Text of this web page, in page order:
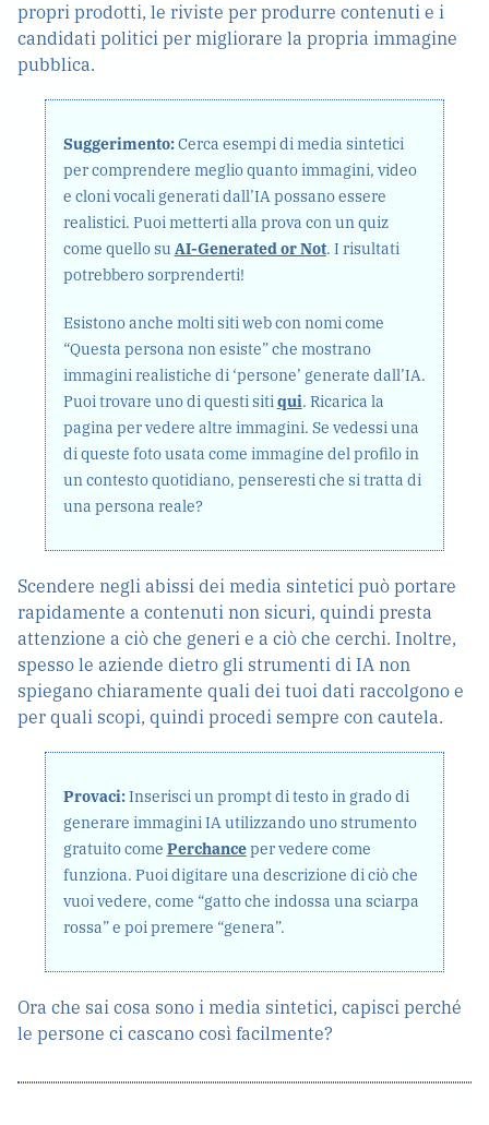
propri prodotti, le riviste per produrre contenuti e i
candidati politici per migliorare la propria immagine
pubblica.
Suggerimento:Cerca esempi di media sintetici
per comprendere meglio quanto immagini, video
e cloni vocali generati dall’IA possano essere
realistici. Puoi metterti alla prova con un quiz
come quello su AI-Generated or Not. I risultati
potrebbero sorprenderti!
Esistono anche molti siti web con nomi come
“Questa persona non esiste” che mostrano
immagini realistiche di ‘persone’ generate dall’IA.
Puoi trovare uno di questi sitiqui. Ricarica la
pagina per vedere altre immagini. Se vedessi una
di queste foto usata come immagine del profilo in
un contesto quotidiano, penseresti che si tratta di
una persona reale?
Scendere negli abissi dei media sintetici può portare
rapidamente a contenuti non sicuri, quindi presta
attenzione a ciò che generi e a ciò che cerchi. Inoltre,
spesso le aziende dietro gli strumenti di IA non
spiegano chiaramente quali dei tuoi dati raccolgono e
per quali scopi, quindi procedi sempre con cautela.
Provaci:Inserisci un prompt di testo in grado di
generare immagini IA utilizzando uno strumento
gratuito come Perchanceper vedere come
funziona. Puoi digitare una descrizione di ciò che
vuoi vedere, come “gatto che indossa una sciarpa
rossa” e poi premere “genera”.
Ora che sai cosa sono i media sintetici, capisci perché
le persone ci cascano così facilmente?